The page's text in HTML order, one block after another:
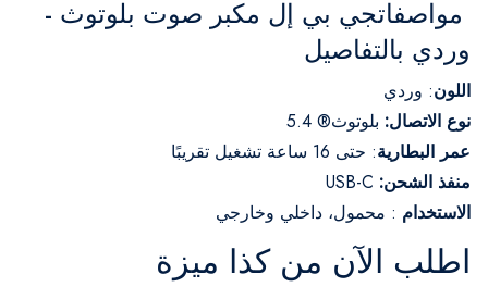
مواصفاتجي بي إل مكبر صوت بلوتوث -
وردي بالتفاصيل
اللون: وردي
نوع الاتصال: بلوتوث® 5.4
عمر البطارية: حتى 16 ساعة تشغيل تقريبًا
منفذ الشحن:
الاستخدام : محمول، داخلي وخارجي
اطلب الآن من كذا ميزة